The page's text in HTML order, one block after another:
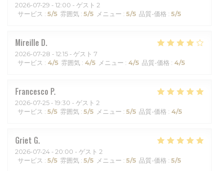
2026-07-29 - 12:00 - ゲスト 2
サービス : 5/5 雰囲気 : 5/5 メニュー : 5/5 品質-価格 : 5/5
Mireille D
2026-07-28 - 12:15 - ゲスト 7
サービス : 4/5 雰囲気 : 4/5 メニュー : 4/5 品質-価格 : 4/5
Francesco P
2026-07-25 - 19:30 - ゲスト 2
サービス : 5/5 雰囲気 : 5/5 メニュー : 5/5 品質-価格 : 4/5
Griet G
2026-07-24 - 20:00 - ゲスト 2
サービス : 5/5 雰囲気 : 5/5 メニュー : 5/5 品質-価格 : 5/5